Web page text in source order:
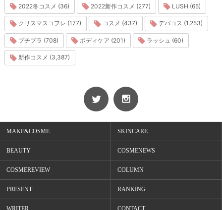
2022冬コスメ (36) 2022新作コスメ (277) LUSH (65)
クリスマスコフレ (177) コスメ (437) デパコス (1,253)
プチプラ (708) ボディケア (201) ラッシュ (60)
新作コスメ (3,387)
MAKE&COSME SKINCARE
BEAUTY COSMENEWS
COSMEREVIEW COLUMN
PRESENT RANKING
WRITER CONTACT